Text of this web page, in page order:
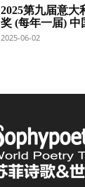
2025第九届意大
奖 (每年一届) 中
2025-06-02